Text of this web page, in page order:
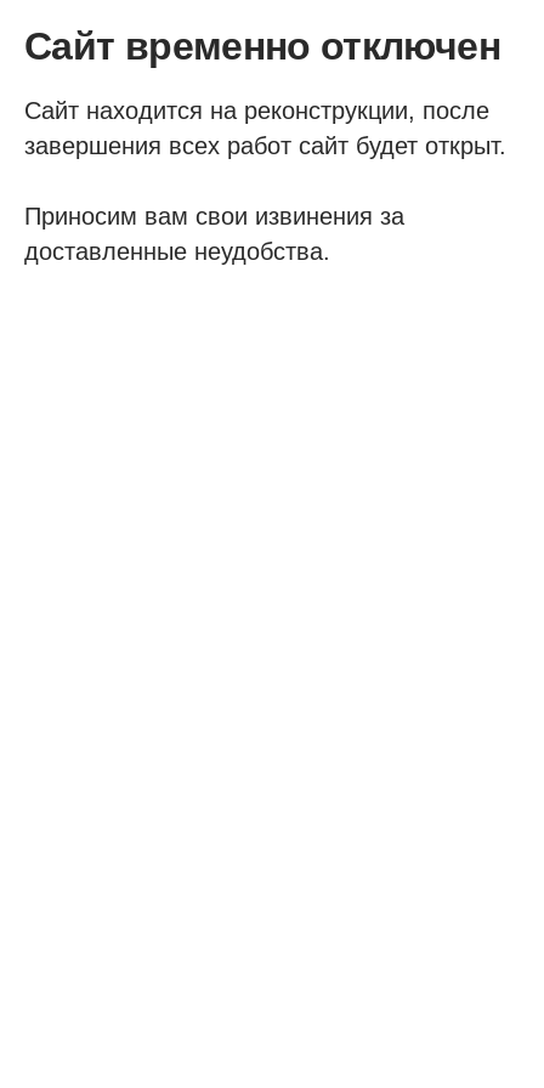
Сайт временно отключен
Сайт находится на реконструкции, после
завершения всех работ сайт будет открыт.
Приносим вам свои извинения за
доставленные неудобства.